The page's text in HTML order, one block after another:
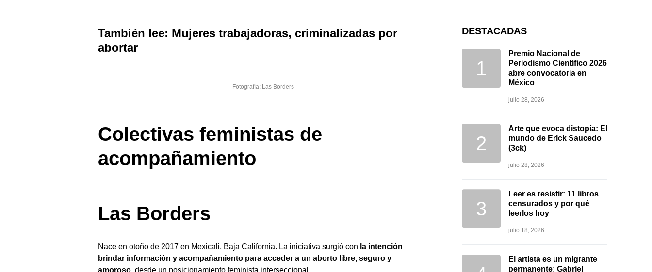
También lee: Mujeres trabajadoras, criminalizadas por
abortar
Fotografía: Las Borders
Colectivas feministas de
acompañamiento
Las Borders
Nace en otoño de 2017 en Mexicali, Baja California. La iniciativa surgió con la intención
brindar información y acompañamiento para acceder a un aborto libre, seguro y
amoroso, desde un posicionamiento feminista interseccional.
DESTACADAS
Premio Nacional de
Periodismo Científico 2026
abre convocatoria en
México
julio 28, 2026
Arte que evoca distopía: El
mundo de Erick Saucedo
(3ck)
julio 28, 2026
Leer es resistir: 11 libros
censurados y por qué
leerlos hoy
julio 18, 2026
El artista es un migrante
permanente: Gabriel